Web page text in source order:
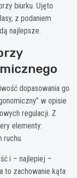
biurku. Ujęto
z podaniem
najlepsze.
dopasowania go
w opisie
regulacji. Z
elementy:
ruchu.
i – najlepiej –
to zachowanie kąta